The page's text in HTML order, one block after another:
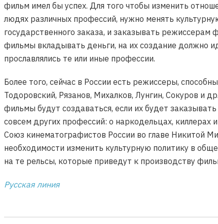
фильм имел бы успех. Для того чтобы изменить
людях различных профессий, нужно менять
государственного заказа, и заказывать
фильмы вкладывать деньги, на их создание должно
прославлялись те или иные профессии.
Более того, сейчас в России есть режиссеры,
Тодоровский, Рязанов, Михалков, Лунгин, Сокуров и
фильмы будут создаваться, если их будет
совсем других профессий: о наркодельцах, киллерах
Союз кинематографистов России во главе Никитой
необходимости изменить культурную политику в
на те рельсы, которые приведут к производству
Русская линия